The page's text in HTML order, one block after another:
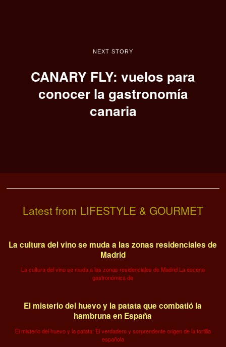
NEXT STORY
CANARY FLY: vuelos para
conocer la gastronomía
canaria
Latest from LIFESTYLE & GOURMET
La cultura del vino se muda a las zonas residenciales de
Madrid
La cultura del vino se muda a las zonas residenciales de Madrid La escena
gastronómica de
El misterio del huevo y la patata que combatió la
hambruna en España
El misterio del huevo y la patata: El verdadero y sorprendente origen de la tortilla
española